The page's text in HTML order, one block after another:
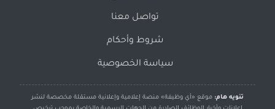
تواصل معنا
شروط وأحكام
سياسة الخصوصية
تنويه هام: موقع «أي وظيفة» منصة إعلامية وإعلانية مستقلة مخصصة لنشر